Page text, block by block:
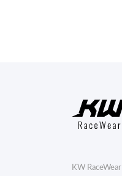
KW RaceWear